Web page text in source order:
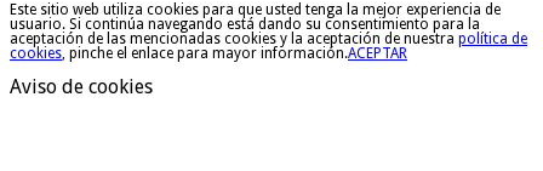
Este sitio web utiliza cookies para que usted tenga la mejor experiencia de
usuario. Si continúa navegando está dando su consentimiento para la
aceptación de las mencionadas cookies y la aceptación de nuestra política de
cookies, pinche el enlace para mayor información.ACEPTAR
Aviso de cookies